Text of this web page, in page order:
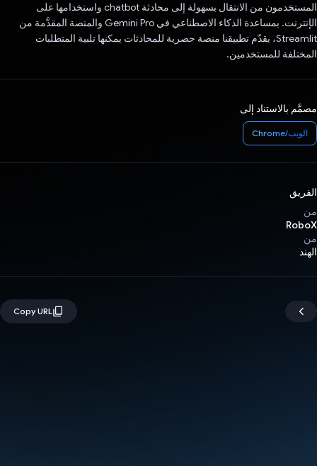
المستخدمون من الانتقال بسهولة إلى محادثة chatbot واستخدامها على
الإنترنت. بمساعدة الذكاء الاصطناعي في Gemini Pro والمنصة المقدَّمة من
Streamlit، يقدّم تطبيقنا منصة حصرية للمحادثات يمكنها تلبية المتطلبات
المختلفة للمستخدمين.
مصمَّم بالاستناد إلى
الويب/Chrome
الفريق
من
RoboX
من
الهند